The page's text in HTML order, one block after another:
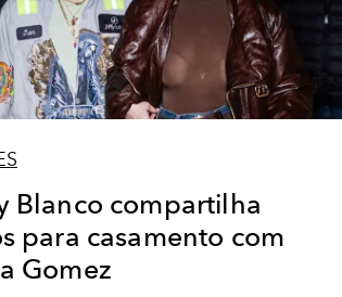
Blanco compartilha
para casamento com
Gomez